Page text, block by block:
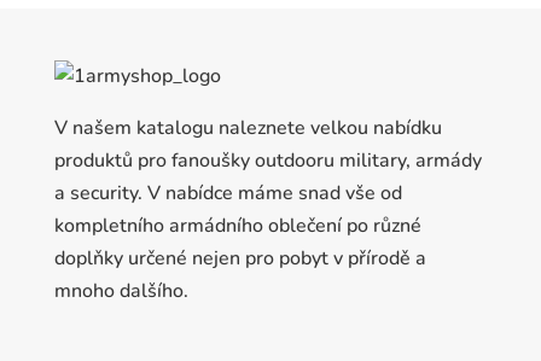
V našem katalogu naleznete velkou nabídku
produktů pro fanoušky outdooru military, armády
a security. V nabídce máme snad vše od
kompletního armádního oblečení po různé
doplňky určené nejen pro pobyt v přírodě a
mnoho dalšího.